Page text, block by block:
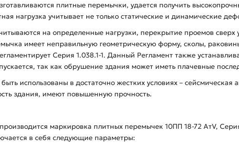
плитные перемычки, удается получить
нагрузка учитывает не только статические и динамические
на определенные нагрузки, перекрытие проемов
имеет неправильную геометрическую форму, сколы,
Серия 1.038.1-1. Данный Регламент также
так как обрушение здания может иметь плачевные
использованы в достаточно жестких условиях – сейсмическая
здания, имеют повышенную прочность.
маркировка плитных перемычек 10ПП 18-72 АтV,
в себя следующие параметры: